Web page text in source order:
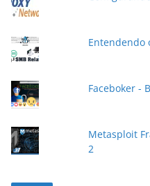
-
a
i
Entendendo
Faceboker -
Metasploit
2